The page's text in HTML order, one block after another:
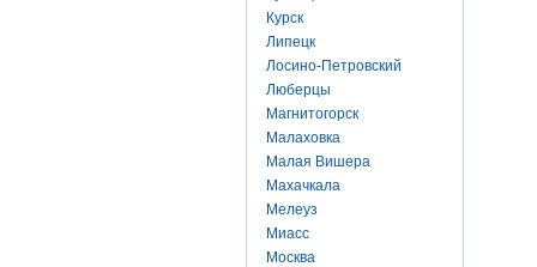
Курск
Липецк
Лосино-Петровский
Люберцы
Магнитогорск
Малаховка
Малая Вишера
Махачкала
Мелеуз
Миасс
Москва